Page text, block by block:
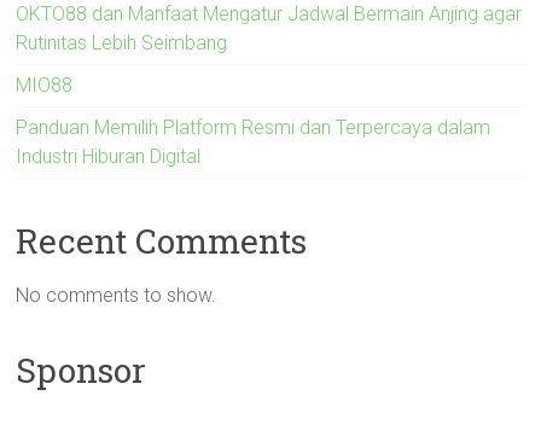
OKTO88 dan Manfaat Mengatur Jadwal Bermain Anjing agar
Rutinitas Lebih Seimbang
MIO88
Panduan Memilih Platform Resmi dan Terpercaya dalam
Industri Hiburan Digital
Recent Comments
No comments to show.
Sponsor